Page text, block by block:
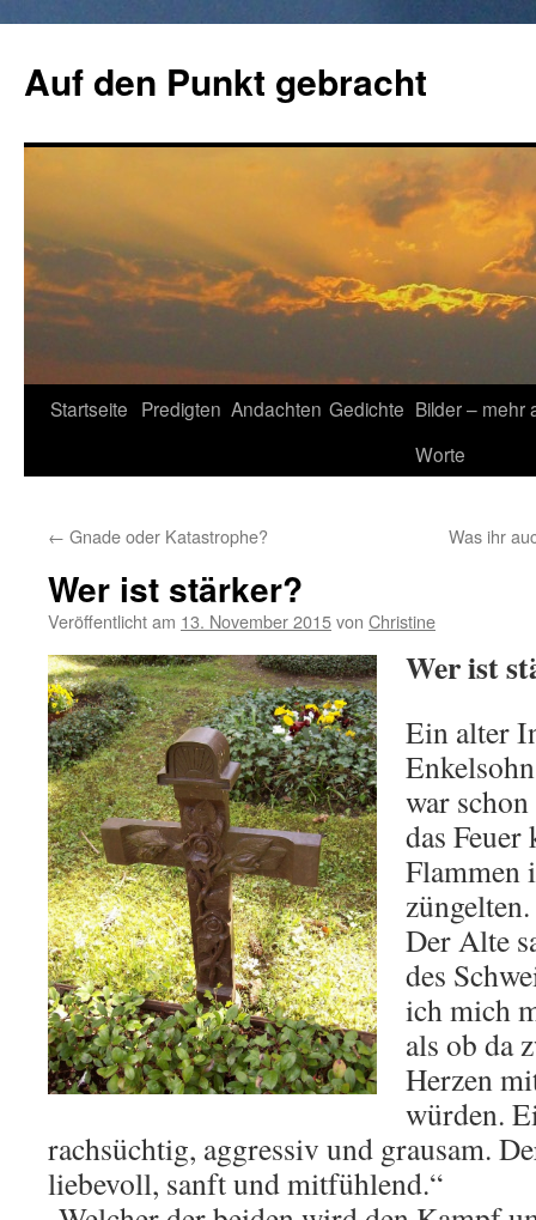
springen
Auf den Punkt gebracht
Startseite Predigten Andachten Gedichte Bilder – mehr
Worte
← Gnade oder Katastrophe? Was ihr
Wer ist stärker?
Veröffentlicht am 13. November 2015von Christine
Wer ist
Ein alter
war
das Feuer
Flammen
züngelten.
Der Alte
des
ich mich
als ob da
Herzen
würden.
rachsüchtig, aggressiv und grausam.
liebevoll, sanft und mitfühlend.“